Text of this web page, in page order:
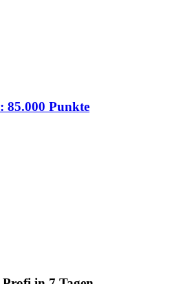
85.000 Punkte